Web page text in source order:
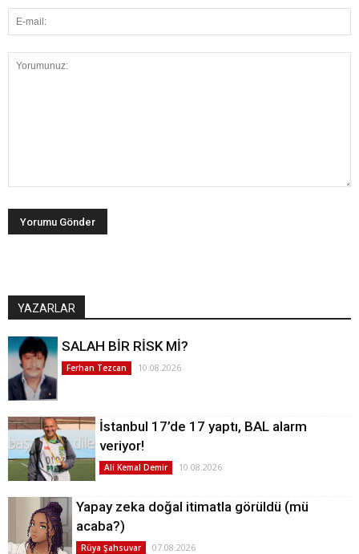
YAZARLAR
SALAH BİR RİSK Mİ?
Ferhan Tezcan 10.08.2026
İstanbul 17’de 17 yaptı, BAL alarm
veriyor!
Ali Kemal Demir 10.08.2026
Yapay zeka doğal itimatla görüldü (mü
acaba?)
Rüya Şahsuvar 07.08.2026